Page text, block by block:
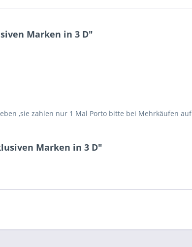
Marken in 3 D"
,sie zahlen nur 1 Mal Porto bitte bei Mehrkäufen auf
Marken in 3 D"